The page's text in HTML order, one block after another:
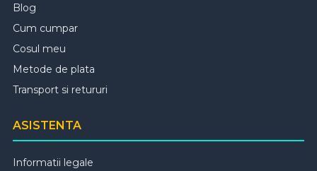
Blog
Cum cumpar
Cosul meu
Metode de plata
Transport si retururi
ASISTENTA
Informatii legale